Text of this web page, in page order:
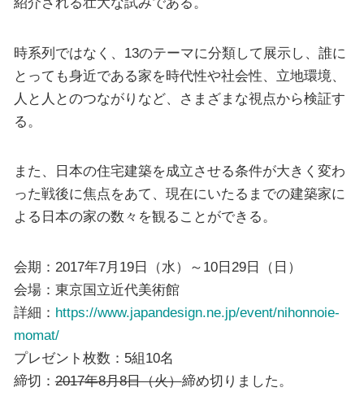
時系列ではなく、13のテーマに分類して展示し、誰に
とっても身近である家を時代性や社会性、立地環境、
人と人とのつながりなど、さまざまな視点から検証す
る。
また、日本の住宅建築を成立させる条件が大きく変わ
った戦後に焦点をあて、現在にいたるまでの建築家に
よる日本の家の数々を観ることができる。
会期：2017年7月19日（水）～10日29日（日）
会場：東京国立近代美術館
詳細： https://www.japandesign.ne.jp/event/nihonnoie-
momat/
プレゼント枚数：5組10名
締切：2017年8月8日（火）締め切りました。